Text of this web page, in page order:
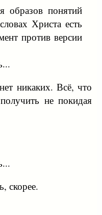
образов понятий
Христа есть
против версии
никаких. Всё, что
не покидая
скорее.